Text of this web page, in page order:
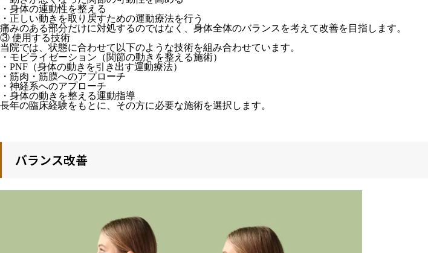
・身体の連動性を整える
・正しい動きを取り戻すための運動療法を行う
痛みのある部分だけに対処するのではなく、身体全体のバランスを考えて改善を目指します。
③ 使用する技術
当院では、状態に合わせて以下のような技術を組み合わせています。
・モビライゼーション（関節の動きを整える施術）
・PNF（身体の動きを引き出す運動療法）
・筋肉・筋膜へのアプローチ
・神経系へのアプローチ
・身体の動きを整える運動指導
長年の臨床経験をもとに、その方に必要な施術を選択します。
バランス改善